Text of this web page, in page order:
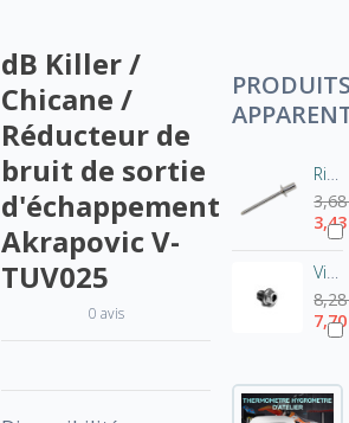
dB Killer /
Chicane /
Réducteur de
bruit de sortie
d'échappement
Akrapovic V-
TUV025
0 avis
Rivet pot Akrapovic-Inox P-BR1
Vis de fixation pour chicane Akrapovic - tête hexagonale